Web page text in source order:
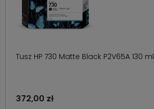
Tusz HP 730 Matte Black P2V65A 130 ml
372,00 zł